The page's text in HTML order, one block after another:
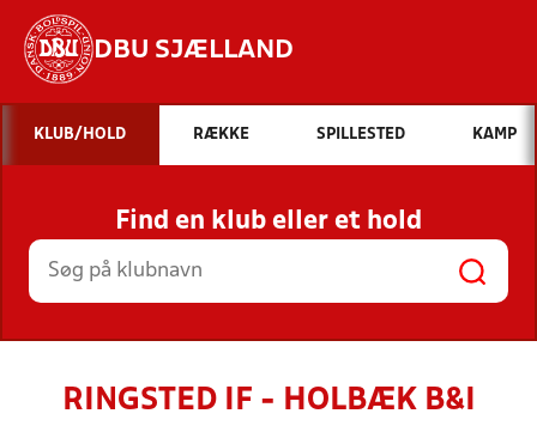
DBU SJÆLLAND
Hvad vil du søge efter?
INDHOLD OG NYHEDER
STILLINGER, RESULTATER, KLUBBER OG
HOLD
KLUB/HOLD RÆKKE SPILLESTED KAMP
Find en klub eller et hold
RINGSTED IF - HOLBÆK B&I